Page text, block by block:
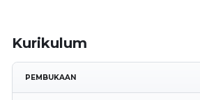
Kurikulum
PEMBUKAAN